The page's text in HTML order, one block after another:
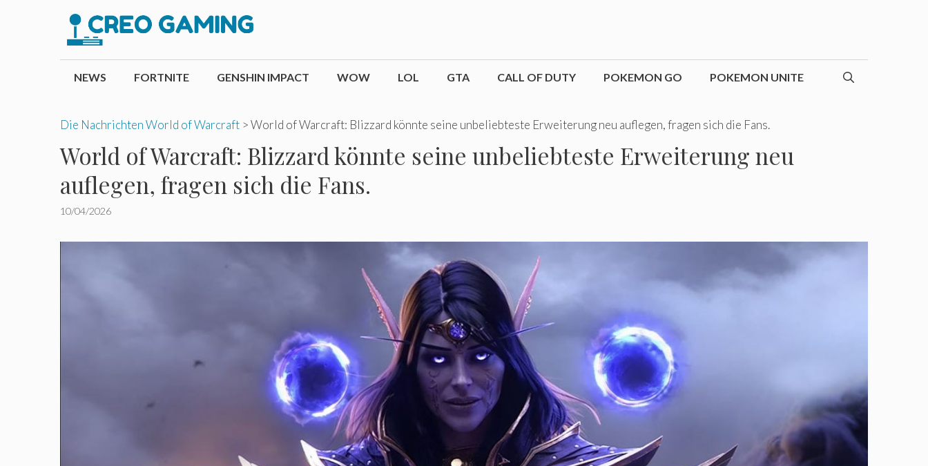
NEWS FORTNITE GENSHIN IMPACT WOW LOL GTA CALL OF DUTY POKEMON GO POKEMON UNITE
Die Nachrichten World of Warcraft >World of Warcraft: Blizzard könnte seine unbeliebteste Erweiterung neu auflegen, fragen sich die Fans.
World of Warcraft: Blizzard könnte seine unbeliebteste Erweiterung neu
auflegen, fragen sich die Fans.
10/04/2026